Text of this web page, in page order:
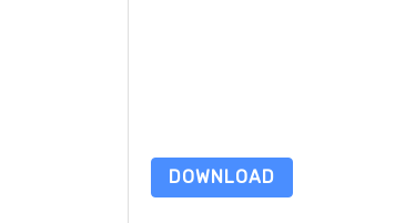
DOWNLOAD